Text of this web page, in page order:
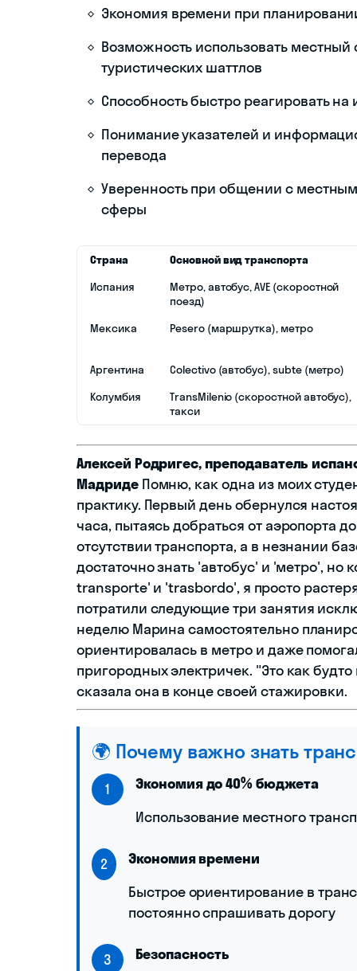
Экономия времени при
Возможность использовать
туристических шаттлов
Способность быстро реагировать
Понимание указателей и
перевода
Уверенность при общении с
сферы
Страна
Основной вид транспорта
Испания
Метро, автобус, AVE (скоростной
поезд)
Мексика
Pesero (маршрутка), метро
Аргентина
Colectivo (автобус), subte (метро)
Колумбия
TransMilenio (скоростной автобус),
такси
Алексей Родригес, преподаватель
МадридеПомню, как одна из моих
практику. Первый день обернулся
часа, пытаясь добраться от аэропорта
отсутствии транспорта, а в незнании
достаточно знать 'автобус' и 'метро', но
transporte' и 'trasbordo', я просто
потратили следующие три занятия
неделю Марина самостоятельно
ориентировалась в метро и даже
пригородных электричек. "Это как
сказала она в конце своей стажировки.
🌍 Почему важно знать
1
Экономия до 40% бюджета
Использование местного
2
Экономия времени
Быстрое ориентирование в
постоянно спрашивать дорогу
3 Безопасность